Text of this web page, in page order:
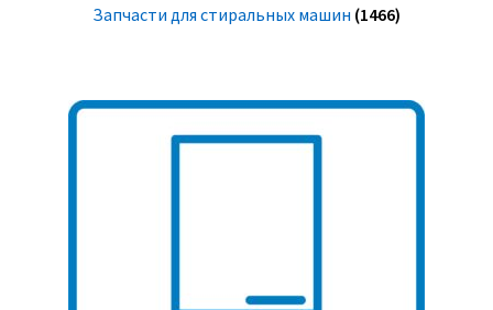
Запчасти для стиральных машин (1466)